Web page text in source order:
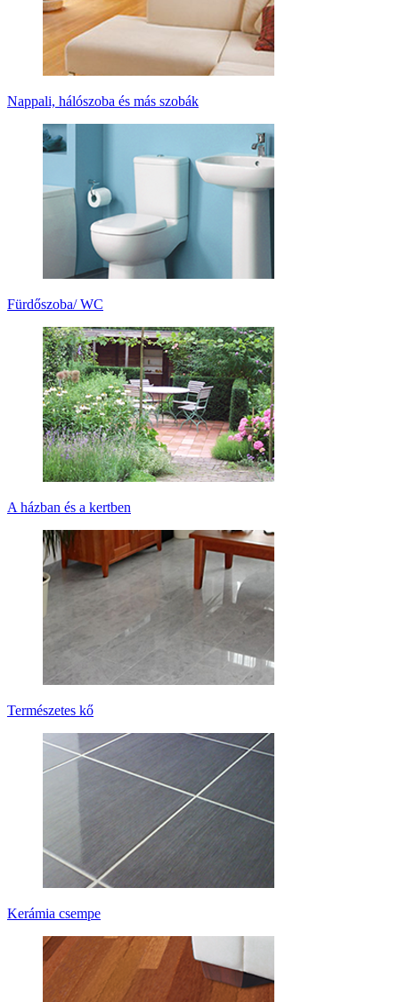
Nappali, hálószoba és más szobák
Fürdőszoba/ WC
A házban és a kertben
Természetes kő
Kerámia csempe